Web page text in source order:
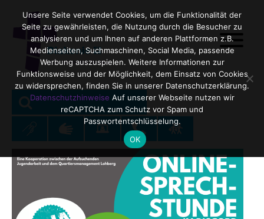
Search
for:
SEARCH
Unsere Seite verwendet Cookies, um die Funktionalität der
Seite zu gewährleisten, die Nutzung durch die Besucher zu
analysieren und um Ihnen auf anderen Plattformen z.B.
Medienseiten, Suchmaschinen, Social Media, passende
Werbung auszuspielen. Weitere Informationen zur
Funktionsweise und der Möglichkeit, dem Einsatz von Cookies
zu widersprechen, finden Sie in unserer Datenschutzerklärung.
Datenschutzhinweise Auf unserer Webseite nutzen wir
reCAPTCHA zum Schutz vor Spam und
Passwortentschlüsselung.
OK